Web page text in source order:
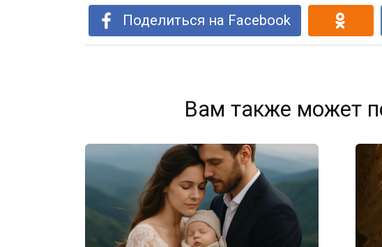
Поделиться на Facebook
Вам также может